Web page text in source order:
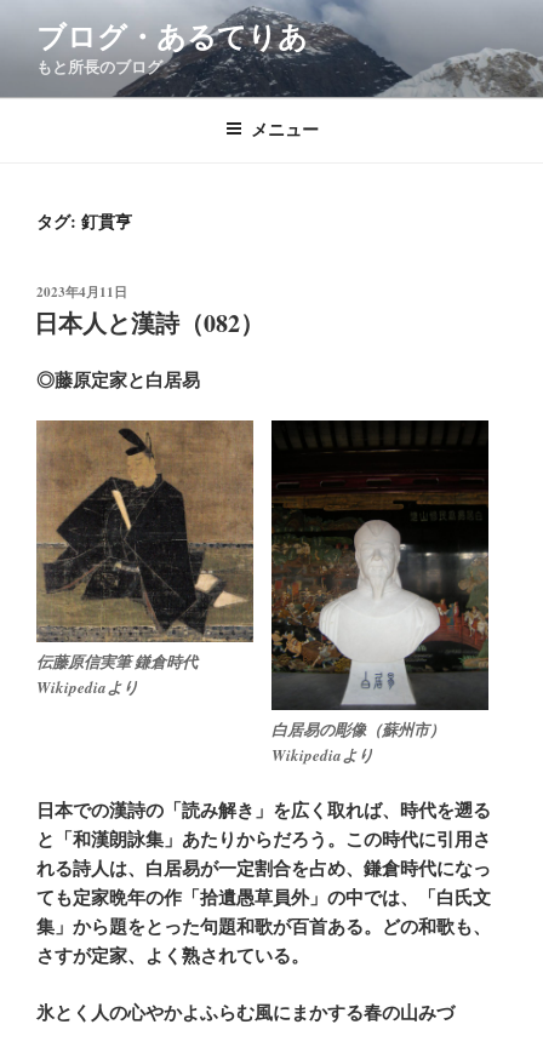
ン
ブログ・あるてりあ
もと所長のブログ
メニュー
タグ: 釘貫亨
投
稿
日:
2023年4月11日
日本人と漢詩（082）
◎藤原定家と白居易
伝藤原信実筆 鎌倉時代
Wikipediaより
白居易の彫像（蘇州市）
Wikipediaより
日本での漢詩の「読み解き」を広く取れば、時代を遡る
と「和漢朗詠集」あたりからだろう。この時代に引用さ
れる詩人は、白居易が一定割合を占め、鎌倉時代になっ
ても定家晩年の作「拾遺愚草員外」の中では、「白氏文
集」から題をとった句題和歌が百首ある。どの和歌も、
さすが定家、よく熟されている。
氷とく人の心やかよふらむ風にまかする春の山みづ